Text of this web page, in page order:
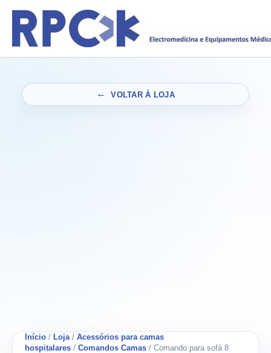
content
VOLTAR À LOJA
Início / Loja/ Acessórios para camas
hospitalares / Comandos Camas / Comando para sofá 8